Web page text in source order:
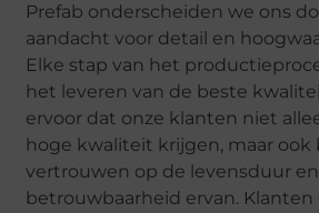
Prefab onderscheiden we ons
aandacht voor detail en
Elke stap van het
het leveren van de beste
ervoor dat onze klanten niet
hoge kwaliteit krijgen, maar ook
vertrouwen op de levensduur en
betrouwbaarheid ervan.